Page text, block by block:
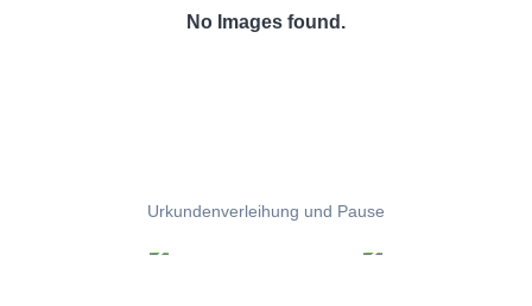
No Images found.
Urkundenverleihung und Pause